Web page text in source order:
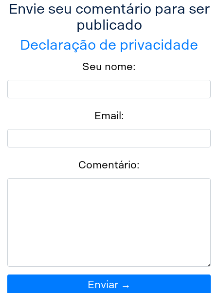
Envie seu comentário para ser
publicado
Declaração de privacidade
Seu nome:
Email:
Comentário:
Enviar →